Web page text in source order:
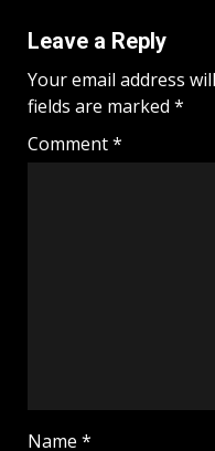
Leave a Reply
Your email address
fields are marked *
Comment*
Name *